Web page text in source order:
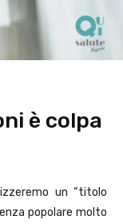
è colpa
un “titolo
popolare molto